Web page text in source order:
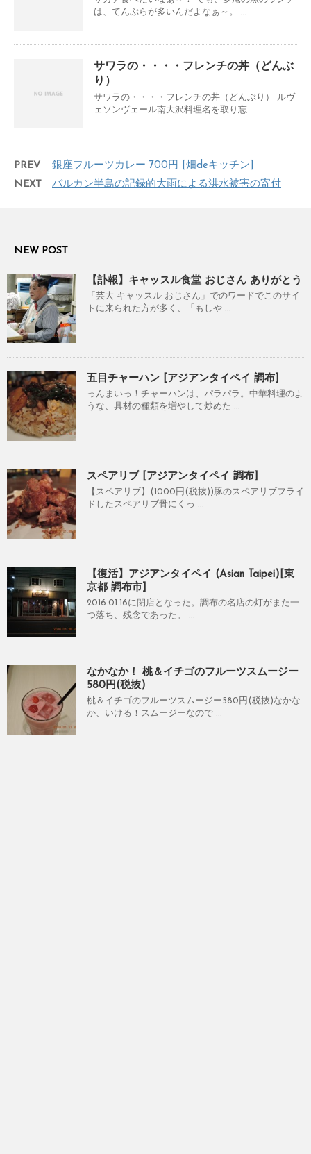
は、てんぷらが多いんだよなぁ～。 ...
サワラの・・・・フレンチの丼（どんぶ
り）
サワラの・・・・フレンチの丼（どんぶり） ルヴ
ェソンヴェール南大沢料理名を取り忘 ...
PREV
銀座フルーツカレー 700円 [畑deキッチン]
NEXT
バルカン半島の記録的大雨による洪水被害の寄付
NEW POST
【訃報】キャッスル食堂 おじさん ありがとう
「芸大 キャッスル おじさん」でのワードでこのサイ
トに来られた方が多く、「もしや ...
五目チャーハン [アジアンタイペイ 調布]
っんまいっ！チャーハンは、パラパラ。中華料理のよ
うな、具材の種類を増やして炒めた ...
スペアリブ [アジアンタイペイ 調布]
【スペアリブ】(1000円(税抜))豚のスペアリブフライ
ドしたスペアリブ骨にくっ ...
【復活】アジアンタイペイ (Asian Taipei)[東
京都 調布市]
2016.01.16に閉店となった。調布の名店の灯がまた一
つ落ち、残念であった。 ...
なかなか！ 桃＆イチゴのフルーツスムージー
580円(税抜)
桃＆イチゴのフルーツスムージー580円(税抜)なかな
か、いける！スムージーなので ...